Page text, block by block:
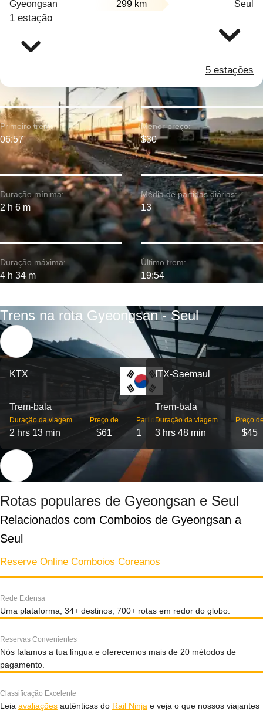
Gyeongsan 299 km Seul
1 estação
5 estações
Duração mínima:
2 h 6 m
Primeiro trem:
06:57
Duração máxima:
4 h 34 m
Menor preço:
$30
Média de partidas diárias:
13
Último trem:
19:54
Trens na rota Gyeongsan - Seul
KTX
Trem-bala
Duração da viagem
2 hrs 13 min
Preço de
$61
Partidas
1
ITX-Saemaul
Trem-bala
Duração da viagem
3 hrs 48 min
Preço
$45
Rotas populares de Gyeongsan e Seul
Relacionados com Comboios de Gyeongsan a
Seul
Reserve Online Comboios Coreanos
Rede Extensa
Uma plataforma, 34+ destinos, 700+ rotas em redor do globo.
Reservas Convenientes
Nós falamos a tua língua e oferecemos mais de 20 métodos de
pagamento.
Classificação Excelente
Leia avaliações autênticas do Rail Ninja e veja o que nossos viajantes